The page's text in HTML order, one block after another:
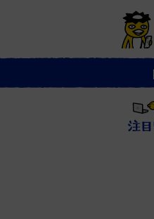
ュ
一
覧